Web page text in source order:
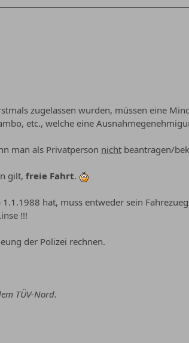
zugelassen wurden, müssen eine
etc., welche eine
man als Privatperson nicht beantragen/
gilt, freie Fahrt.
hat, muss entweder sein
!!!
der Polizei rechnen.
TÜV-Nord.